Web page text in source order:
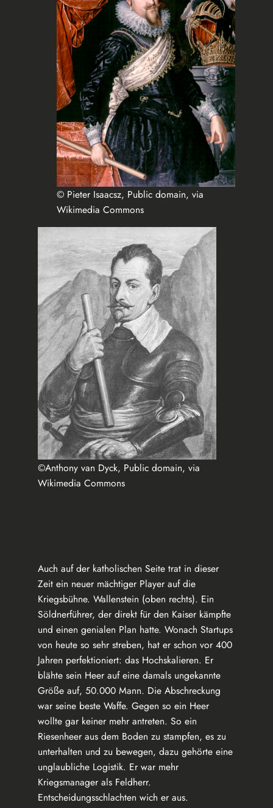
© Pieter Isaacsz, Public domain, via
Wikimedia Commons
©Anthony van Dyck, Public domain, via
Wikimedia Commons
Auch auf der katholischen Seite trat in dieser
Zeit ein neuer mächtiger Player auf die
Kriegsbühne. Wallenstein (oben rechts). Ein
Söldnerführer, der direkt für den Kaiser kämpfte
und einen genialen Plan hatte. Wonach Startups
von heute so sehr streben, hat er schon vor 400
Jahren perfektioniert: das Hochskalieren. Er
blähte sein Heer auf eine damals ungekannte
Größe auf, 50.000 Mann. Die Abschreckung
war seine beste Waffe. Gegen so ein Heer
wollte gar keiner mehr antreten. So ein
Riesenheer aus dem Boden zu stampfen, es zu
unterhalten und zu bewegen, dazu gehörte eine
unglaubliche Logistik. Er war mehr
Kriegsmanager als Feldherr.
Entscheidungsschlachten wich er aus.